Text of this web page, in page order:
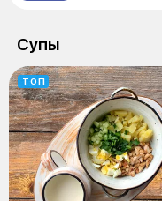
Супы
ТОП